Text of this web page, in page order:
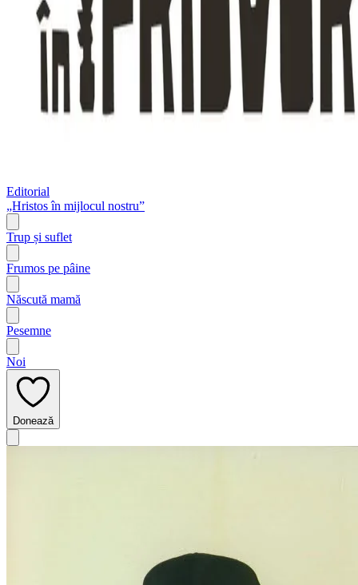
Editorial
„Hristos în mijlocul nostru”
Trup și suflet
Frumos pe pâine
Născută mamă
Pesemne
Noi
Donează